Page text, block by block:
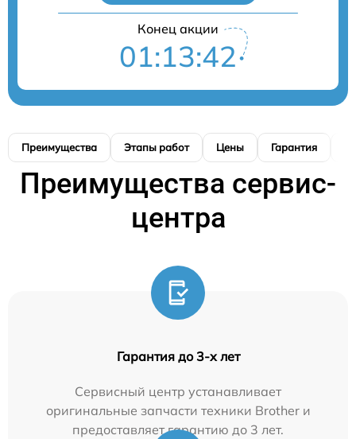
Конец акции
01:13:41
Преимущества Этапы работ Цены Гарантия
Преимущества сервис-
центра
Гарантия до 3-х лет
Сервисный центр устанавливает
оригинальные запчасти техники Brother и
предоставляет гарантию до 3 лет.